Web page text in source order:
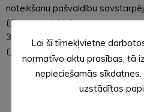
noteikšanu pašvaldību
(lēmumprojekts).
3. Par Alūksnes novada domes
(lēmumprojekts
Lai šī tīmekļvietne
normatīvo aktu prasības, tā
nepieciešamās
uzstādītas